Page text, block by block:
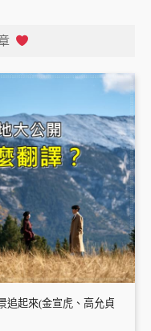
追起來(金宣虎、高允貞